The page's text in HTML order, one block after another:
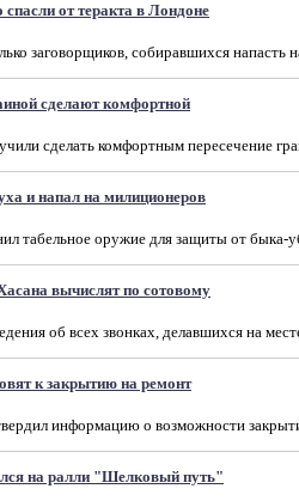
от теракта в Лондоне
заговорщиков, собиравшихся напасть
сделают комфортной
сделать комфортным пересечение
и напал на милиционеров
табельное оружие для защиты от быка-
вычислят по сотовому
об всех звонках, делавшихся на
к закрытию на ремонт
информацию о возможности
на ралли "Шелковый путь"